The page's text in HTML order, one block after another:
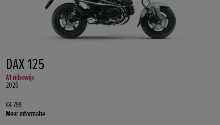
DAX 125
A1 rijbewijs
2026
€4.799
Meer informatie